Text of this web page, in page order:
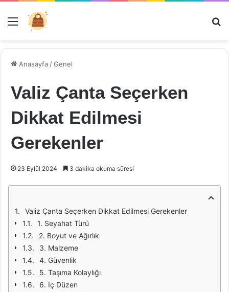
Menü
Anasayfa /Genel
Valiz Çanta Seçerken
Dikkat Edilmesi
Gerekenler
23 Eylül 2024 3 dakika okuma süresi
Valiz Çanta Seçerken Dikkat Edilmesi Gerekenler
1. Seyahat Türü
2. Boyut ve Ağırlık
3. Malzeme
4. Güvenlik
5. Taşıma Kolaylığı
6. İç Düzen